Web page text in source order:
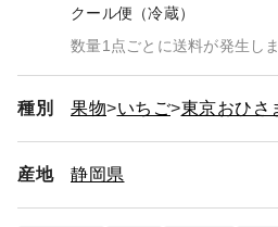
クール便（冷蔵）
数量1点ごとに送料が発生しま
種別 果物 いちご 東京おひさ
産地 静岡県